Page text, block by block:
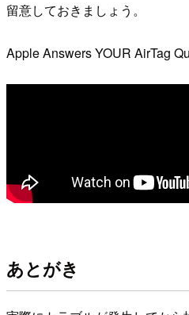
留意しておきましょう。
Apple Answers YOUR AirTag
あとがき